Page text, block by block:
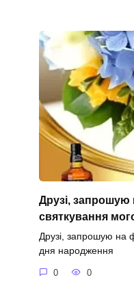
Друзі,
святкування
Друзі, запрошую на
дня народження
0 0